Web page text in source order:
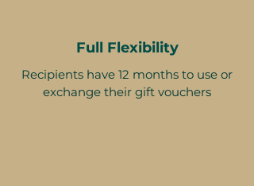
Full Flexibility
Recipients have 12 months to use or
exchange their gift vouchers